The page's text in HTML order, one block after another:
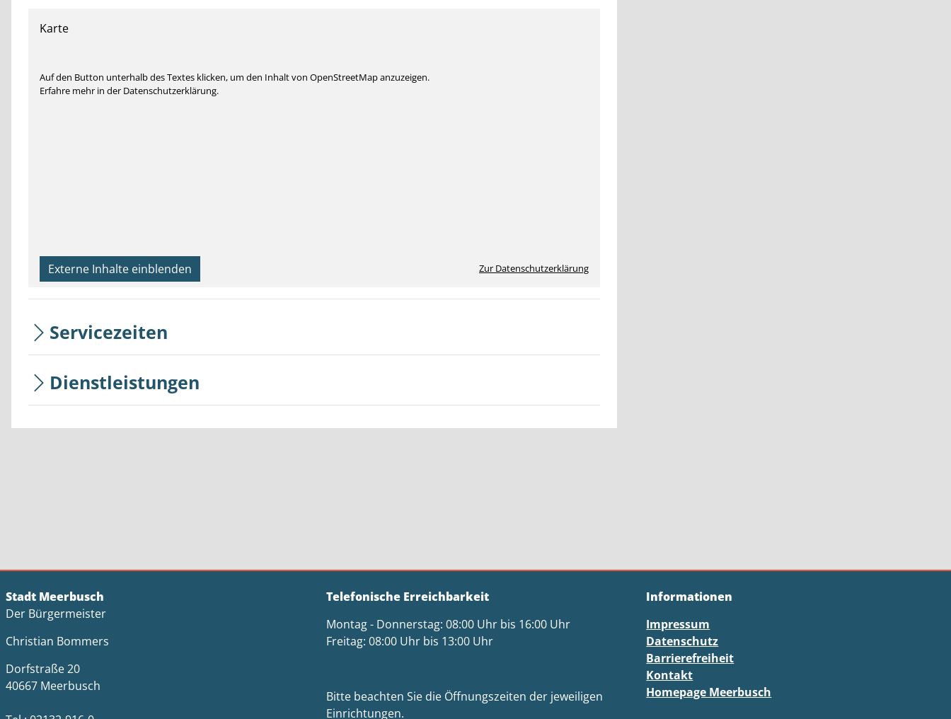
Karte
Auf den Button unterhalb des Textes klicken, um den Inhalt von OpenStreetMap anzuzeigen.
Erfahre mehr in der Datenschutzerklärung.
Externe Inhalte einblenden Zur Datenschutzerklärung
Servicezeiten
Dienstleistungen
Stadt Meerbusch
Der Bürgermeister
Christian Bommers
Dorfstraße 20
40667 Meerbusch
Telefonische Erreichbarkeit
Montag - Donnerstag: 08:00 Uhr bis 16:00 Uhr
Freitag: 08:00 Uhr bis 13:00 Uhr
Bitte beachten Sie die Öffnungszeiten der jeweiligen
Einrichtungen.
Informationen
Impressum
Datenschutz
Barrierefreiheit
Kontakt
Homepage Meerbusch